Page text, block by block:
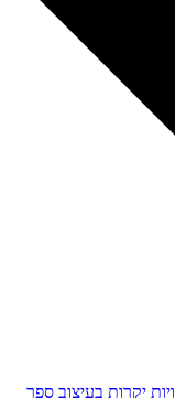
יקרות בעיצוב ספר